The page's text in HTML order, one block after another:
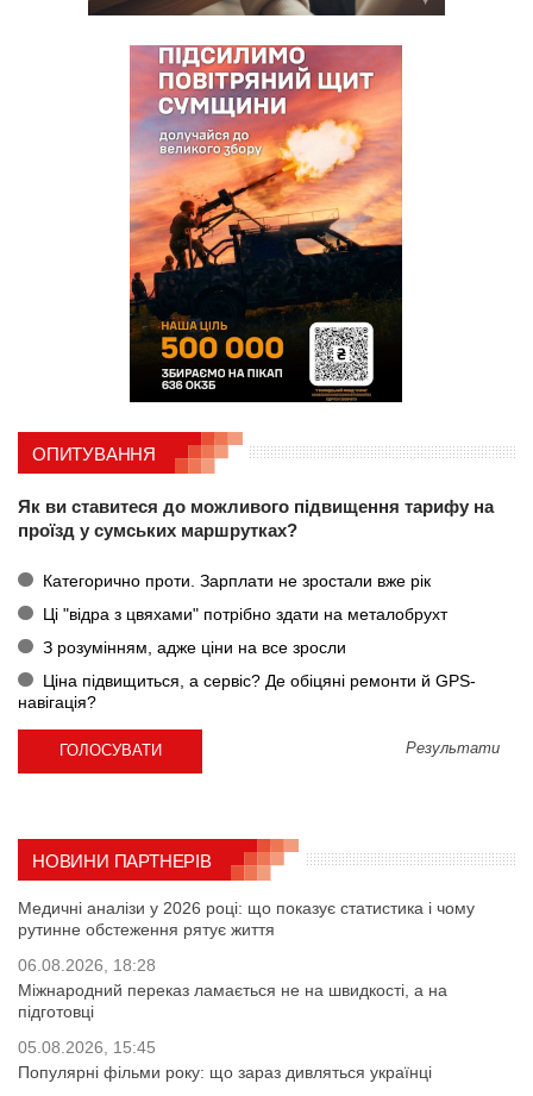
ОПИТУВАННЯ
Як ви ставитеся до можливого підвищення тарифу на
проїзд у сумських маршрутках?
Категорично проти. Зарплати не зростали вже рік
Ці "відра з цвяхами" потрібно здати на металобрухт
З розумінням, адже ціни на все зросли
Ціна підвищиться, а сервіс? Де обіцяні ремонти й GPS-
навігація?
Результати
НОВИНИ ПАРТНЕРІВ
Медичні аналізи у 2026 році: що показує статистика і чому
рутинне обстеження рятує життя
06.08.2026, 18:28
Міжнародний переказ ламається не на швидкості, а на
підготовці
05.08.2026, 15:45
Популярні фільми року: що зараз дивляться українці